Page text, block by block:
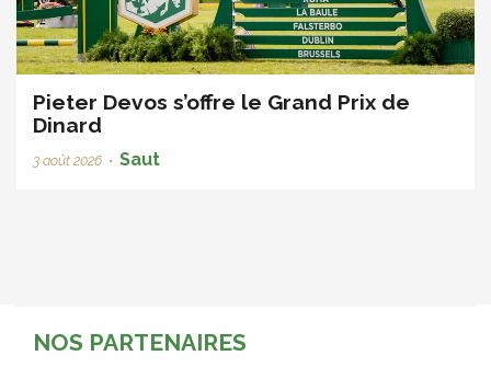
Pieter Devos s’offre le Grand Prix de
Dinard
3 août 2026 • Saut
NOS PARTENAIRES